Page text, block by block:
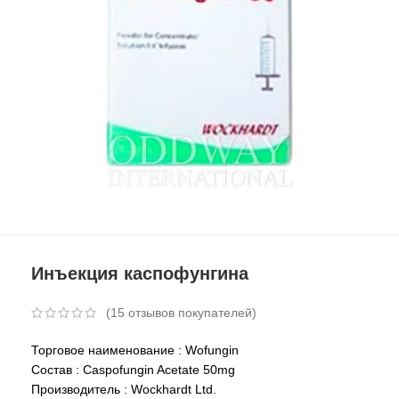
Инъекция каспофунгина
(15 отзывов покупателей)
Торговое наименование : Wofungin
Состав : Caspofungin Acetate 50mg
Производитель : Wockhardt Ltd.